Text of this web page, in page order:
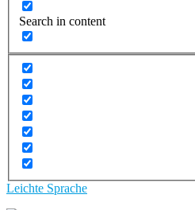
Search in content
Leichte Sprache